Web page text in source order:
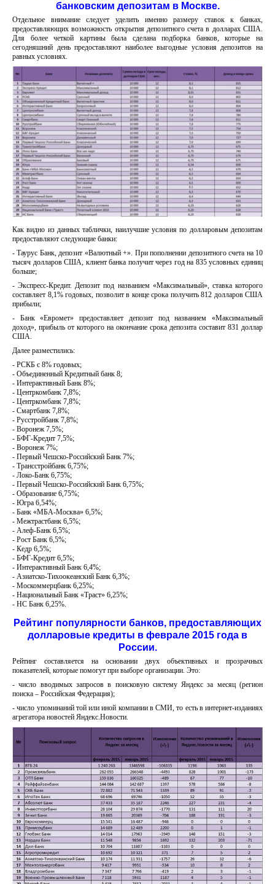
банковским депозитам в Москве.
Отдельное внимание следует уделить именно размеру ставок к банках,
предоставляющих возможность открытия депозитного счета в долларах США.
Для более четкой картины была сделана подборка банков, которые на
сегодняшний день предоставляют наиболее выгодные условия депозитов на
равных условиях.
Как видно из данных таблички, наилучшие условия по долларовым депозитам
предоставляют следующие банки:
- Таурус Банк, депозит «Валютный +». При пополнении депозитного счета на 10
тысяч долларов США, клиент банка получит через год на 835 условных единиц
больше;
- Экспресс-Кредит. Депозит под названием «Максимальный», ставка которого
составляет 8,1% годовых, позволит в конце срока получить 812 долларов США
прибыли;
- Банк «Евромет» предоставляет депозит под названием «Максимальный
доход», прибыль от которого на окончание срока депозита составит 831 доллар
США.
Далее разместились:
- РСКБ с 8% годовых;
- Объединенный Кредитный банк 8;
- Интерактивный Банк 8%;
- Центркомбанк 7,8%;
- Центркомбанк 7,8%;
- Смартбанк 7,8%;
- Русстройбанк 7,8%;
- Воронеж 7,5%;
- БФГ-Кредит 7,5%;
- Воронеж 7%;
- Первый Чешско-Российский Банк 7%;
- Трансстройбанк 6,75%;
- Локо-Банк 6,75%;
- Первый Чешско-Российский Банк 6,75%;
- Образование 6,75%;
- Югра 6,54%;
- Банк «МБА-Москва» 6,5%;
- Межтрастбанк 6,5%;
- Алеф-Банк 6,5%;
- Рост Банк 6,5%;
- Кедр 6,5%;
- БФГ-Кредит 6,5%;
- Интерактивный Банк 6,4%;
- Азиатско-Тихоокеанский Банк 6,3%;
- Москоммерцбанк 6,25%;
- Национальный Банк «Траст» 6,25%;
- НС Банк 6,25%.
Рейтинг популярности банков, предоставляющих
долларовые кредиты в феврале 2015 года в
России.
Рейтинг составляется на основании двух объективных и прозрачных
показателей, которые помогут при выборе организации. Это:
- число вводимых запросов в поисковую систему Яндекс за месяц (регион
поиска – Российская Федерация);
- число упоминаний той или иной компании в СМИ, то есть в интернет-изданиях
агрегатора новостей Яндекс.Новости.